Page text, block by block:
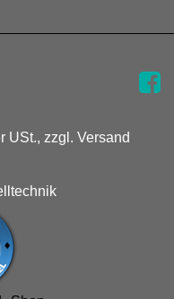
USt., zzgl. Versand